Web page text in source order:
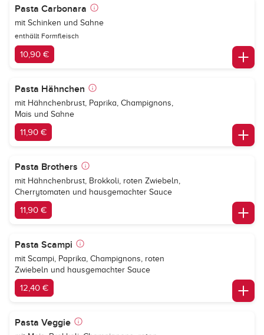
Pasta Carbonara
mit Schinken und Sahne
enthällt Formfleisch
10,90 €
Pasta Hähnchen
mit Hähnchenbrust, Paprika, Champignons,
Mais und Sahne
11,90 €
Pasta Brothers
mit Hähnchenbrust, Brokkoli, roten Zwiebeln,
Cherrytomaten und hausgemachter Sauce
11,90 €
Pasta Scampi
mit Scampi, Paprika, Champignons, roten
Zwiebeln und hausgemachter Sauce
12,40 €
Pasta Veggie